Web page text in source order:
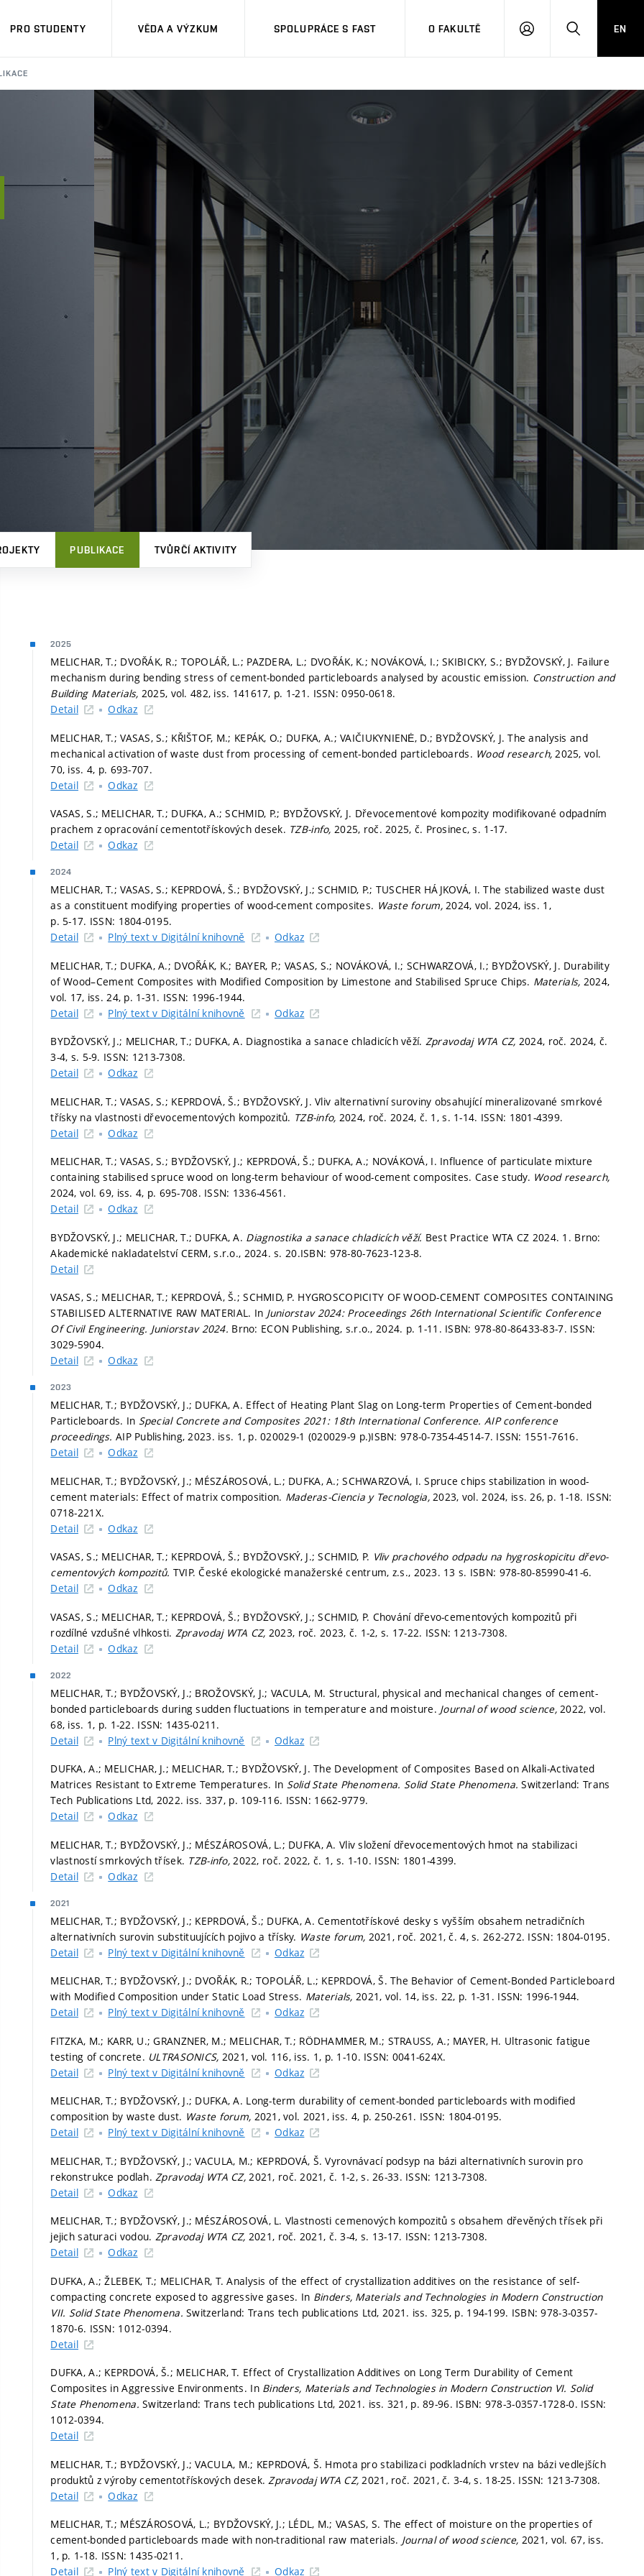
PRO STUDENTY VĚDA A VÝZKUM SPOLUPRÁCE S FAST O FAKULTĚ
PŘIHLÁSITHLEDAT
EN
PUBLIKACE TVŮRČÍ AKTIVITY
2025
MELICHAR, T.; DVOŘÁK, R.; TOPOLÁŘ, L.; PAZDERA, L.; DVOŘÁK, K.; NOVÁKOVÁ, I.; SKIBICKY, S.; BYDŽOVSKÝ, J. Failure
mechanism during bending stress of cement-bonded particleboards analysed by acoustic emission. Construction and
Building Materials, 2025, vol. 482, iss. 141617, p. 1-21. ISSN: 0950-0618.
Detail
Odkaz
MELICHAR, T.; VASAS, S.; KŘIŠTOF, M.; KEPÁK, O.; DUFKA, A.; VAIČIUKYNIENĖ, D.; BYDŽOVSKÝ, J. The analysis and
mechanical activation of waste dust from processing of cement-bonded particleboards. Wood research, 2025, vol.
70, iss. 4, p. 693-707.
Detail
Odkaz
VASAS, S.; MELICHAR, T.; DUFKA, A.; SCHMID, P.; BYDŽOVSKÝ, J. Dřevocementové kompozity modifikované odpadním
prachem z opracování cementotřískových desek. TZB-info,2025, roč. 2025, č. Prosinec,s. 1-17.
Detail
Odkaz
2024
MELICHAR, T.; VASAS, S.; KEPRDOVÁ, Š.; BYDŽOVSKÝ, J.; SCHMID, P.; TUSCHER HÁJKOVÁ, I. The stabilized waste dust
as a constituent modifying properties of wood-cement composites. Waste forum,2024, vol. 2024, iss. 1,
p. 5-17. ISSN: 1804-0195.
Detail
Plný text v Digitální knihovně Odkaz
MELICHAR, T.; DUFKA, A.; DVOŘÁK, K.; BAYER, P.; VASAS, S.; NOVÁKOVÁ, I.; SCHWARZOVÁ, I.; BYDŽOVSKÝ, J. Durability
of Wood–Cement Composites with Modified Composition by Limestone and Stabilised Spruce Chips. Materials, 2024,
vol. 17, iss. 24, p. 1-31. ISSN: 1996-1944.
Detail
Plný text v Digitální knihovně Odkaz
BYDŽOVSKÝ, J.; MELICHAR, T.; DUFKA, A. Diagnostika a sanace chladicích věží. Zpravodaj WTA CZ, 2024, roč. 2024, č.
3-4, s. 5-9. ISSN: 1213-7308.
Detail
Odkaz
MELICHAR, T.; VASAS, S.; KEPRDOVÁ, Š.; BYDŽOVSKÝ, J. Vliv alternativní suroviny obsahující mineralizované smrkové
třísky na vlastnosti dřevocementových kompozitů. TZB-info, 2024, roč. 2024, č. 1,s. 1-14. ISSN: 1801-4399.
Detail
Odkaz
MELICHAR, T.; VASAS, S.; BYDŽOVSKÝ, J.; KEPRDOVÁ, Š.; DUFKA, A.; NOVÁKOVÁ, I. Influence of particulate mixture
containing stabilised spruce wood on long-term behaviour of wood-cement composites. Case study. Wood research,
2024, vol. 69, iss. 4, p. 695-708. ISSN: 1336-4561.
Detail
Odkaz
BYDŽOVSKÝ, J.; MELICHAR, T.; DUFKA, A. Diagnostika a sanace chladicích věží. Best Practice WTA CZ 2024. 1. Brno:
Akademické nakladatelství CERM, s.r.o., 2024.s. 20.ISBN: 978-80-7623-123-8.
Detail
VASAS, S.; MELICHAR, T.; KEPRDOVÁ, Š.; SCHMID, P. HYGROSCOPICITY OF WOOD-CEMENT COMPOSITES CONTAINING
STABILISED ALTERNATIVE RAW MATERIAL. In Juniorstav 2024: Proceedings 26th International Scientific Conference
Of Civil Engineering. Juniorstav 2024. Brno: ECON Publishing, s.r.o., 2024. p. 1-11. ISBN: 978-80-86433-83-7. ISSN:
3029-5904.
Detail
Odkaz
2023
MELICHAR, T.; BYDŽOVSKÝ, J.; DUFKA, A. Effect of Heating Plant Slag on Long-term Properties of Cement-bonded
Particleboards. In Special Concrete and Composites 2021: 18th International Conference. AIP conference
proceedings. AIP Publishing, 2023. iss. 1, p. 020029-1 (020029-9 p.)ISBN: 978-0-7354-4514-7. ISSN: 1551-7616.
Detail
Odkaz
MELICHAR, T.; BYDŽOVSKÝ, J.; MÉSZÁROSOVÁ, L.; DUFKA, A.; SCHWARZOVÁ, I. Spruce chips stabilization in wood-
cement materials: Effect of matrix composition. Maderas-Ciencia y Tecnologia, 2023, vol. 2024, iss. 26, p. 1-18. ISSN:
0718-221X.
Detail
Odkaz
VASAS, S.; MELICHAR, T.; KEPRDOVÁ, Š.; BYDŽOVSKÝ, J.; SCHMID, P. Vliv prachového odpadu na hygroskopicitu dřevo-
cementových kompozitů. TVIP. České ekologické manažerské centrum, z.s., 2023. 13 s. ISBN: 978-80-85990-41-6.
Detail
Odkaz
VASAS, S.; MELICHAR, T.; KEPRDOVÁ, Š.; BYDŽOVSKÝ, J.; SCHMID, P. Chování dřevo-cementových kompozitů při
rozdílné vzdušné vlhkosti. Zpravodaj WTA CZ, 2023, roč. 2023, č. 1-2, s. 17-22. ISSN: 1213-7308.
Detail
Odkaz
2022
MELICHAR, T.; BYDŽOVSKÝ, J.; BROŽOVSKÝ, J.; VACULA, M. Structural, physical and mechanical changes of cement-
bonded particleboards during sudden fluctuations in temperature and moisture. Journal of wood science, 2022, vol.
68, iss. 1, p. 1-22. ISSN: 1435-0211.
Detail
Plný text v Digitální knihovně Odkaz
DUFKA, A.; MELICHAR, J.; MELICHAR, T.; BYDŽOVSKÝ, J. The Development of Composites Based on Alkali-Activated
Matrices Resistant to Extreme Temperatures. In Solid State Phenomena. Solid State Phenomena.Switzerland: Trans
Tech Publications Ltd, 2022. iss. 337, p. 109-116. ISSN: 1662-9779.
Detail
Odkaz
MELICHAR, T.; BYDŽOVSKÝ, J.; MÉSZÁROSOVÁ, L.; DUFKA, A. Vliv složení dřevocementových hmot na stabilizaci
vlastností smrkových třísek. TZB-info, 2022, roč. 2022, č. 1, s. 1-10. ISSN: 1801-4399.
Detail
Odkaz
2021
MELICHAR, T.; BYDŽOVSKÝ, J.; KEPRDOVÁ, Š.; DUFKA, A. Cementotřískové desky s vyšším obsahem netradičních
alternativních surovin substituujících pojivo a třísky. Waste forum, 2021, roč. 2021, č. 4,s. 262-272. ISSN: 1804-0195.
Detail
Plný text v Digitální knihovně Odkaz
MELICHAR, T.; BYDŽOVSKÝ, J.; DVOŘÁK, R.; TOPOLÁŘ, L.; KEPRDOVÁ, Š. The Behavior of Cement-Bonded Particleboard
with Modified Composition under Static Load Stress. Materials, 2021, vol. 14, iss. 22, p. 1-31. ISSN: 1996-1944.
Detail
Plný text v Digitální knihovně Odkaz
FITZKA, M.; KARR, U.; GRANZNER, M.; MELICHAR, T.; RÖDHAMMER, M.; STRAUSS, A.; MAYER, H. Ultrasonic fatigue
testing of concrete. ULTRASONICS, 2021, vol. 116, iss. 1, p. 1-10. ISSN: 0041-624X.
Detail
Plný text v Digitální knihovně Odkaz
MELICHAR, T.; BYDŽOVSKÝ, J.; DUFKA, A. Long-term durability of cement-bonded particleboards with modified
composition by waste dust. Waste forum, 2021, vol. 2021, iss. 4, p. 250-261. ISSN: 1804-0195.
Detail
Plný text v Digitální knihovně Odkaz
MELICHAR, T.; BYDŽOVSKÝ, J.; VACULA, M.; KEPRDOVÁ, Š. Vyrovnávací podsyp na bázi alternativních surovin pro
rekonstrukce podlah. Zpravodaj WTA CZ, 2021, roč. 2021, č. 1-2,s. 26-33. ISSN: 1213-7308.
Detail
Odkaz
MELICHAR, T.; BYDŽOVSKÝ, J.; MÉSZÁROSOVÁ, L. Vlastnosti cemenových kompozitů s obsahem dřevěných třísek při
jejich saturaci vodou. Zpravodaj WTA CZ, 2021, roč. 2021, č. 3-4, s. 13-17. ISSN: 1213-7308.
Detail
Odkaz
DUFKA, A.; ŽLEBEK, T.; MELICHAR, T. Analysis of the effect of crystallization additives on the resistance of self-
compacting concrete exposed to aggressive gases. In Binders, Materials and Technologies in Modern Construction
VII. Solid State Phenomena.Switzerland: Trans tech publications Ltd, 2021. iss. 325, p. 194-199. ISBN: 978-3-0357-
1870-6. ISSN: 1012-0394.
Detail
DUFKA, A.; KEPRDOVÁ, Š.; MELICHAR, T. Effect of Crystallization Additives on Long Term Durability of Cement
Composites in Aggressive Environments. In Binders, Materials and Technologies in Modern Construction VI. Solid
State Phenomena.Switzerland: Trans tech publications Ltd, 2021. iss. 321, p. 89-96. ISBN: 978-3-0357-1728-0. ISSN:
1012-0394.
Detail
MELICHAR, T.; BYDŽOVSKÝ, J.; VACULA, M.; KEPRDOVÁ, Š. Hmota pro stabilizaci podkladních vrstev na bázi vedlejších
produktů z výroby cementotřískových desek. Zpravodaj WTA CZ, 2021, roč. 2021, č. 3-4,s. 18-25. ISSN: 1213-7308.
Detail
Odkaz
MELICHAR, T.; MÉSZÁROSOVÁ, L.; BYDŽOVSKÝ, J.; LÉDL, M.; VASAS, S. The effect of moisture on the properties of
cement-bonded particleboards made with non-traditional raw materials. Journal of wood science, 2021, vol. 67, iss.
1, p. 1-18. ISSN: 1435-0211.
Detail
Plný text v Digitální knihovně Odkaz